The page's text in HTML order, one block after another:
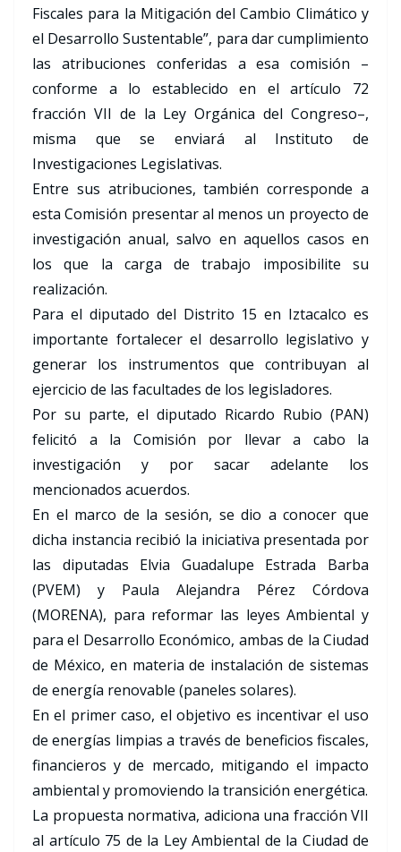
Fiscales para la Mitigación del Cambio Climático y
el Desarrollo Sustentable”, para dar cumplimiento
las atribuciones conferidas a esa comisión –
conforme a lo establecido en el artículo 72
fracción VII de la Ley Orgánica del Congreso–,
misma que se enviará al Instituto de
Investigaciones Legislativas.
Entre sus atribuciones, también corresponde a
esta Comisión presentar al menos un proyecto de
investigación anual, salvo en aquellos casos en
los que la carga de trabajo imposibilite su
realización.
Para el diputado del Distrito 15 en Iztacalco es
importante fortalecer el desarrollo legislativo y
generar los instrumentos que contribuyan al
ejercicio de las facultades de los legisladores.
Por su parte, el diputado Ricardo Rubio (PAN)
felicitó a la Comisión por llevar a cabo la
investigación y por sacar adelante los
mencionados acuerdos.
En el marco de la sesión, se dio a conocer que
dicha instancia recibió la iniciativa presentada por
las diputadas Elvia Guadalupe Estrada Barba
(PVEM) y Paula Alejandra Pérez Córdova
(MORENA), para reformar las leyes Ambiental y
para el Desarrollo Económico, ambas de la Ciudad
de México, en materia de instalación de sistemas
de energía renovable (paneles solares).
En el primer caso, el objetivo es incentivar el uso
de energías limpias a través de beneficios fiscales,
financieros y de mercado, mitigando el impacto
ambiental y promoviendo la transición energética.
La propuesta normativa, adiciona una fracción VII
al artículo 75 de la Ley Ambiental de la Ciudad de